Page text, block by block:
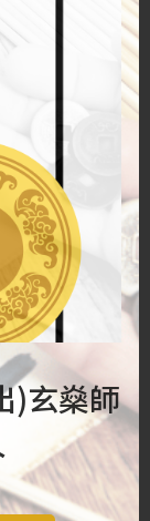
者超20萬
馬
運
)玄燊師